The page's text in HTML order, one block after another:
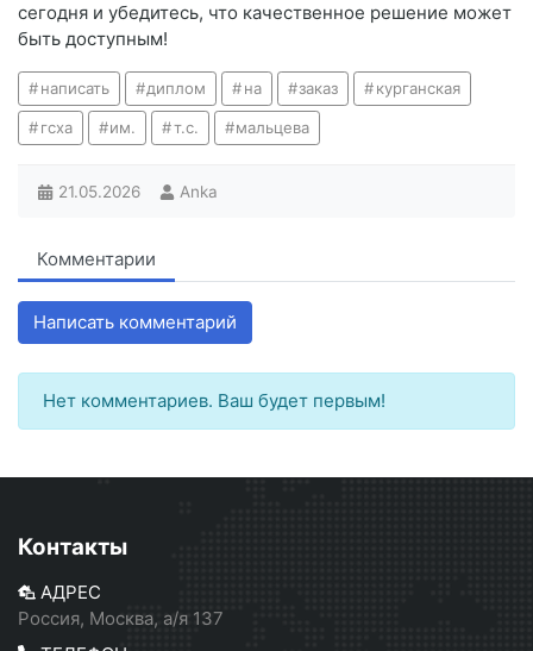
сегодня и убедитесь, что качественное решение может
быть доступным!
написать диплом на заказ курганская
гсха им. т.с. мальцева
21.05.2026 Anka
Комментарии
Написать комментарий
Нет комментариев. Ваш будет первым!
Контакты
АДРЕС
Россия, Москва, а/я 137